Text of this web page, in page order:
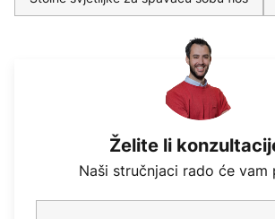
Želite li
Naši stručnjaci rado će vam